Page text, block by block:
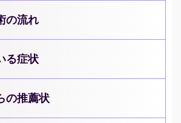
の流れ
る症状
の推薦状